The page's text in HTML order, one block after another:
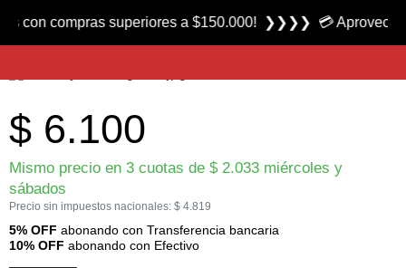
Producto nuevo
Fine and Dry Dubbing marca Spirit River
$ 6.100
Mismo precio en 3 cuotas de $2.033 miércoles y
sábados
Precio sin impuestos nacionales: $ 4.819
5% OFF abonando con Transferencia bancaria
10% OFF abonando con Efectivo
superiores a $150.000! ❯❯❯❯ 💳 Aprovecha las 3